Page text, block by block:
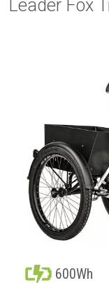
Leader Fox
600Wh